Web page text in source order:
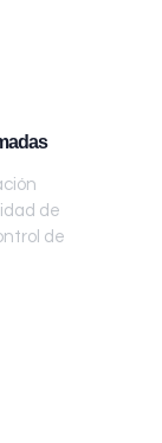
de
de